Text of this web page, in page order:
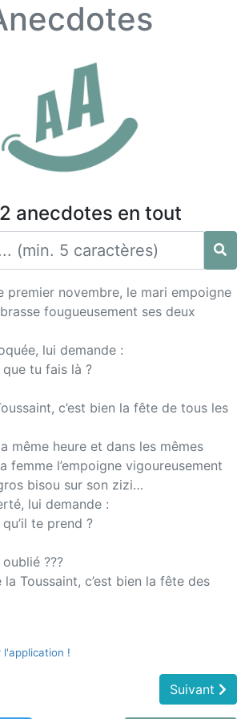
anecdotes en tout
premier novembre, le mari empoigne
fougueusement ses deux
lui demande :
que tu fais là ?
c’est bien la fête de tous les
même heure et dans les mêmes
femme l’empoigne vigoureusement
bisou sur son zizi…
lui demande :
te prend ?
???
la Toussaint, c’est bien la fête des
l'application !
Suivant